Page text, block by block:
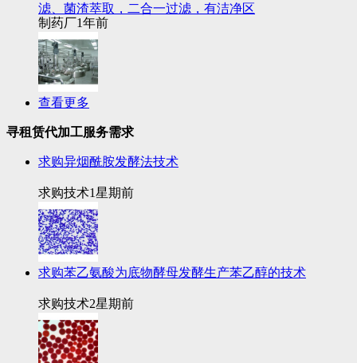
滤、菌渣萃取，二合一过滤，有洁净区
制药厂1年前
查看更多
寻租赁代加工服务需求
求购异烟酰胺发酵法技术
求购技术1星期前
求购苯乙氨酸为底物酵母发酵生产苯乙醇的技术
求购技术2星期前